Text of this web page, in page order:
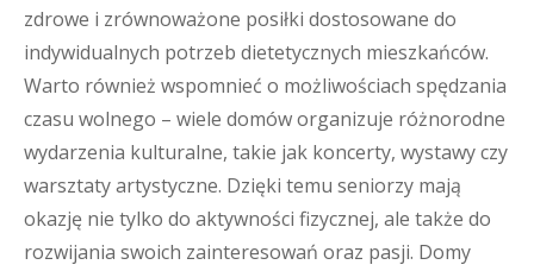
zdrowe i zrównoważone posiłki dostosowane do
indywidualnych potrzeb dietetycznych mieszkańców.
Warto również wspomnieć o możliwościach spędzania
czasu wolnego – wiele domów organizuje różnorodne
wydarzenia kulturalne, takie jak koncerty, wystawy czy
warsztaty artystyczne. Dzięki temu seniorzy mają
okazję nie tylko do aktywności fizycznej, ale także do
rozwijania swoich zainteresowań oraz pasji. Domy